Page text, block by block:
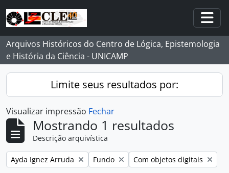
Skip to main content
Arquivos Históricos do Centro de Lógica, Epistemologia
e História da Ciência - UNICAMP
Limite seus resultados por:
Visualizar impressão Fechar
Mostrando 1 resultados
Descrição arquivística
Remover filtro:
Ayda Ignez Arruda Remover filtro:
Fundo Remover filtro:
Com objetos digitais